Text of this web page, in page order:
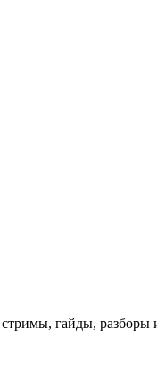
гайды, разборы